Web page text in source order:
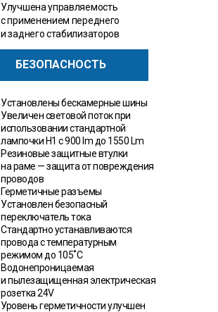
Улучшена управляемость
с применением переднего
и заднего стабилизаторов
БЕЗОПАСНОСТЬ
Установлены бескамерные шины
Увеличен световой поток при
использовании стандартной
лампочки H1 с 900 lm до 1550 Lm
Резиновые защитные втулки
на раме — защита от повреждения
проводов
Герметичные разъемы
Установлен безопасный
переключатель тока
Стандартно устанавливаются
провода с температурным
режимом до 105˚С
Водонепроницаемая
и пылезащищенная электрическая
розетка 24V
Уровень герметичности улучшен